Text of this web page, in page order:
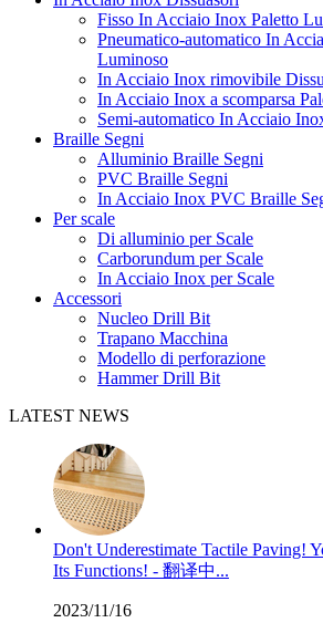
Fisso In Acciaio Inox Paletto
Pneumatico-automatico In
Luminoso
In Acciaio Inox rimovibile
In Acciaio Inox a scomparsa
Semi-automatico In Acciaio
Braille Segni
Alluminio Braille Segni
PVC Braille Segni
In Acciaio Inox PVC Braille
Per scale
Di alluminio per Scale
Carborundum per Scale
In Acciaio Inox per Scale
Accessori
Nucleo Drill Bit
Trapano Macchina
Modello di perforazione
Hammer Drill Bit
LATEST NEWS
Don't Underestimate Tactile Paving!
Its Functions! - 翻译中...
2023/11/16